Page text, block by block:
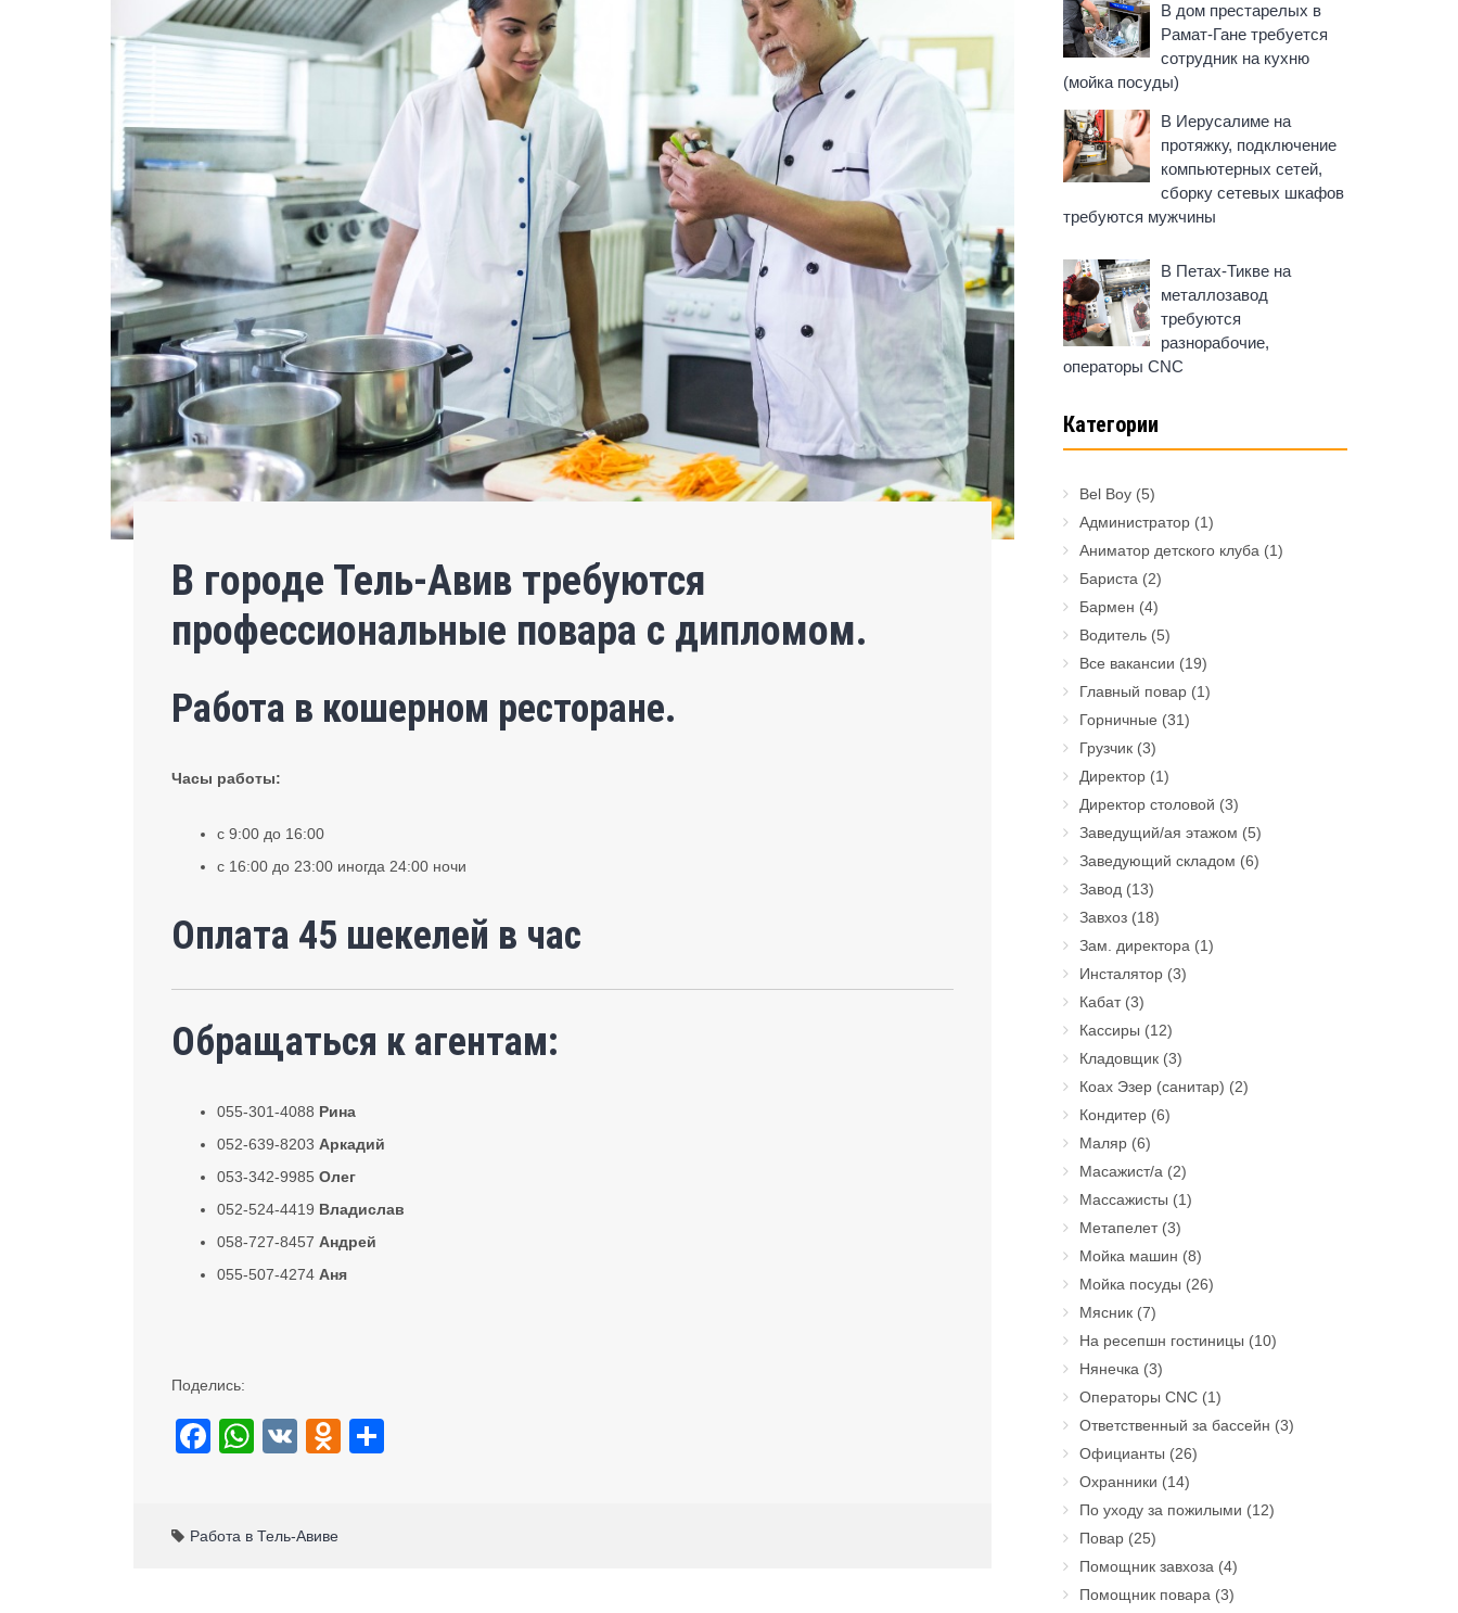
В городе Тель-Авив требуются
профессиональные повара с дипломом.
Работа в кошерном ресторане.
Часы работы:
с 9:00 до 16:00
с 16:00 до 23:00 иногда 24:00 ночи
Оплата 45 шекелей в час
Обращаться к агентам:
055-301-4088 Рина
052-639-8203 Аркадий
053-342-9985 Олег
052-524-4419 Владислав
058-727-8457 Андрей
055-507-4274 Аня
Поделись:
F
e
W
s
V
O
Работа в Тель-Авиве
В дом престарелых в
Рамат-Гане требуется
сотрудник на кухню
(мойка посуды)
В Иерусалиме на
протяжку, подключение
компьютерных сетей,
сборку сетевых шкафов
требуются мужчины
В Петах-Тикве на
металлозавод
требуются
разнорабочие,
операторы CNC
Категории
Bel Boy(5)
Администратор(1)
Аниматор детского клуба (1)
Бариста (2)
Бармен (4)
Водитель(5)
Все вакансии (19)
Главный повар(1)
Горничные (31)
Грузчик(3)
Директор(1)
Директор столовой (3)
Заведущий/ая этажом (5)
Заведующий складом (6)
Завод (13)
Завхоз(18)
Зам. директора (1)
Инсталятор(3)
Кабат(3)
Кассиры (12)
Кладовщик(3)
Коах Эзер (санитар) (2)
Кондитер(6)
Маляр(6)
Масажист/а (2)
Массажисты (1)
Метапелет(3)
Мойка машин (8)
Мойка посуды (26)
Мясник(7)
На ресепшн гостиницы (10)
Нянечка (3)
Операторы CNC(1)
Ответственный за бассейн (3)
Официанты (26)
Охранники (14)
По уходу за пожилыми (12)
Повар(25)
Помощник завхоза (4)
Помощник повара (3)